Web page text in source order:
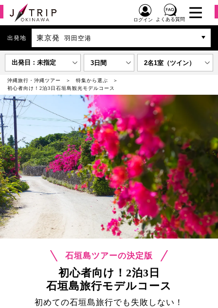
ログイン よくある質問
出発地 東京発 羽田空港
出発日：未指定 3日間 2名1室（ツイン）
沖縄旅行・沖縄ツアー
特集から選ぶ
初心者向け！2泊3日石垣島観光モデルコース
石垣島ツアーの決定版
初心者向け！2泊3日
石垣島旅行モデルコース
初めての石垣島旅行でも失敗しない！